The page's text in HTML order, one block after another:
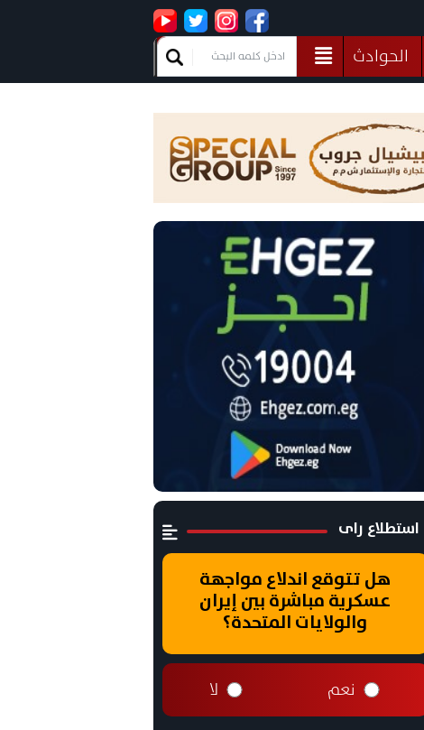
الحوادث
استطلاع راى
هل تتوقع اندلاع مواجهة
عسكرية مباشرة بين إيران
والولايات المتحدة؟
نعم لا